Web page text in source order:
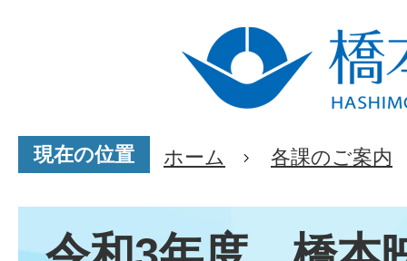
現在の位置 ホーム 各課のご案内